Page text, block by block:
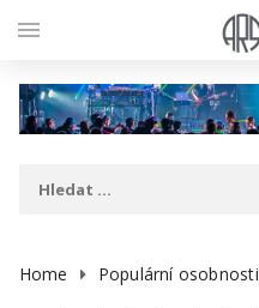
Home Populární osobnosti
menu